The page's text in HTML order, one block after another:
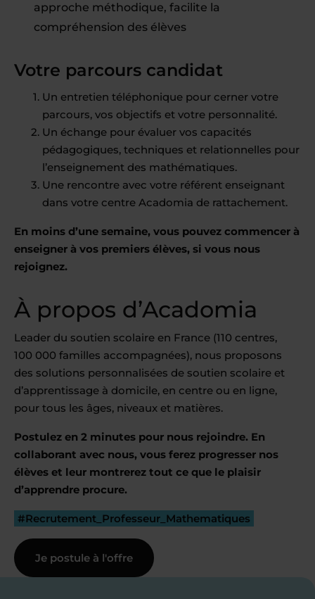
approche méthodique, facilite la
compréhension des élèves
Votre parcours candidat
Un entretien téléphonique pour cerner votre
parcours, vos objectifs et votre personnalité.
Un échange pour évaluer vos capacités
pédagogiques, techniques et relationnelles pour
l’enseignement des mathématiques.
Une rencontre avec votre référent enseignant
dans votre centre Acadomia de rattachement.
En moins d’une semaine, vous pouvez commencer à
enseigner à vos premiers élèves, si vous nous
rejoignez.
À propos d’Acadomia
Leader du soutien scolaire en France (110 centres,
100 000 familles accompagnées), nous proposons
des solutions personnalisées de soutien scolaire et
d’apprentissage à domicile, en centre ou en ligne,
pour tous les âges, niveaux et matières.
Postulez en 2 minutes pour nous rejoindre. En
collaborant avec nous, vous ferez progresser nos
élèves et leur montrerez tout ce que le plaisir
d’apprendre procure.
#Recrutement_Professeur_Mathematiques
Je postule à l'offre